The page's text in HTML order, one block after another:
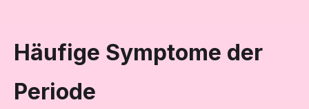
Häufige Symptome der
Periode